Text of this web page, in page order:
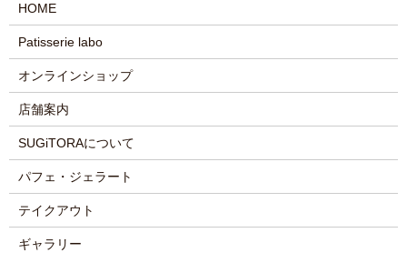
HOME
Patisserie labo
オンラインショップ
店舗案内
SUGiTORAについて
パフェ・ジェラート
テイクアウト
ギャラリー